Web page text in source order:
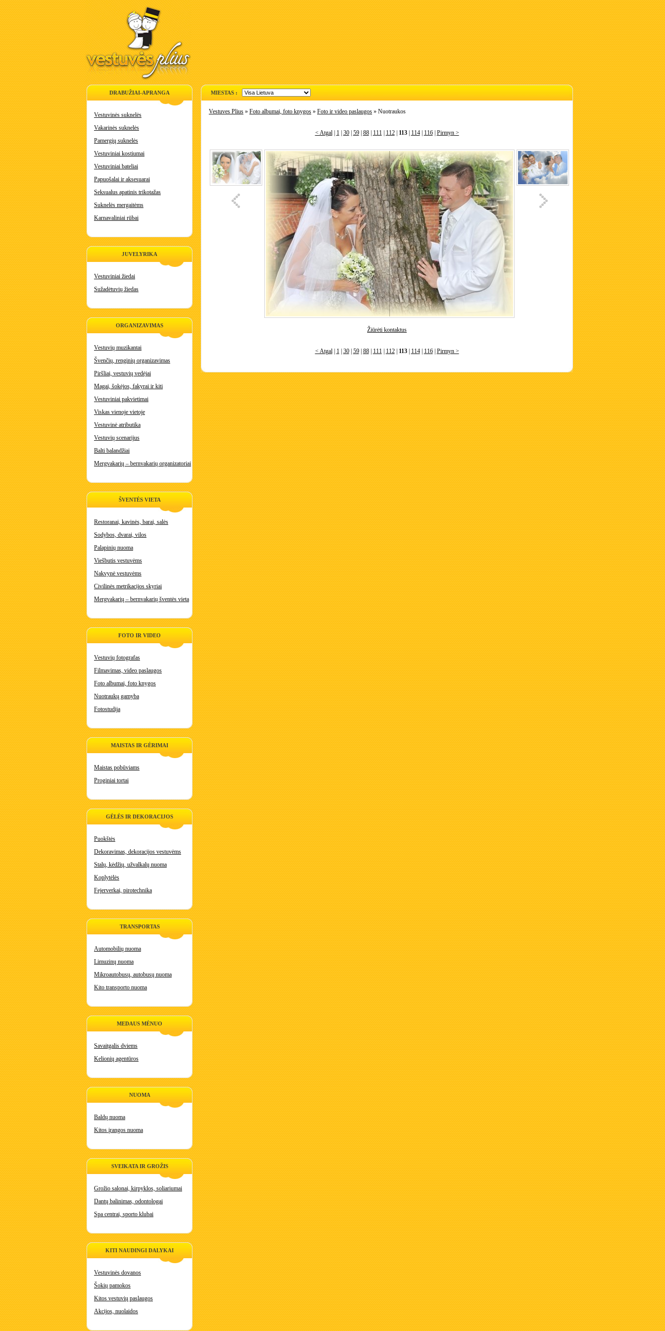
DRABUŽIAI-APRANGA
Vestuvinės suknelės
Vakarinės suknelės
Pamergių suknelės
Vestuviniai kostiumai
Vestuviniai bateliai
Papuošalai ir aksesuarai
Seksualus apatinis trikotažas
Suknelės mergaitėms
Karnavaliniai rūbai
JUVELYRIKA
Vestuviniai žiedai
Sužadėtuvių žiedas
ORGANIZAVIMAS
Vestuvių muzikantai
Švenčių, renginių organizavimas
Piršliai, vestuvių vedėjai
Magai, šokėjos, fakyrai ir kiti
Vestuviniai pakvietimai
Viskas vienoje vietoje
Vestuvinė atributika
Vestuvių scenarijus
Balti balandžiai
Mergvakarių – bernvakarių organizatoriai
ŠVENTĖS VIETA
Restoranai, kavinės, barai, salės
Sodybos, dvarai, vilos
Palapinių nuoma
Viešbutis vestuvėms
Nakvynė vestuvėms
Civilinės metrikacijos skyriai
Mergvakarių – bernvakarių šventės vieta
FOTO IR VIDEO
Vestuvių fotografas
Filmavimas, video paslaugos
Foto albumai, foto knygos
Nuotraukų gamyba
Fotostudija
MAISTAS IR GĖRIMAI
Maistas pobūviams
Proginiai tortai
GĖLĖS IR DEKORACIJOS
Puokštės
Dekoravimas, dekoracijos vestuvėms
Stalų, kėdžių, užvalkalų nuoma
Koplytėlės
Fejerverkai, pirotechnika
TRANSPORTAS
Automobilių nuoma
Limuzinų nuoma
Mikroautobusų, autobusų nuoma
Kito transporto nuoma
MEDAUS MĖNUO
Savaitgalis dviems
Kelionių agentūros
NUOMA
Baldų nuoma
Kitos įrangos nuoma
SVEIKATA IR GROŽIS
Grožio salonai, kirpyklos, soliariumai
Dantų balinimas, odontologai
Spa centrai, sporto klubai
KITI NAUDINGI DALYKAI
Vestuvinės dovanos
Šokių pamokos
Kitos vestuvių paslaugos
Akcijos, nuolaidos
MIESTAS :
Vestuves Plius » Foto albumai, foto knygos » Foto ir video paslaugos » Nuotraukos
< Atgal| 1| 30| 59| 88| 111| 112| 113| 114| 116| Pirmyn >
Žiūrėti kontaktus
< Atgal| 1| 30| 59| 88| 111| 112| 113| 114| 116| Pirmyn >